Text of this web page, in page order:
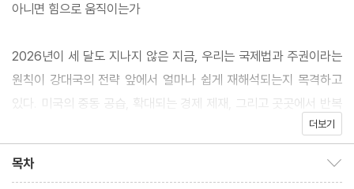
아니면 힘으로 움직이는가
2026년이 세 달도 지나지 않은 지금, 우리는 국제법과 주권이라는
원칙이 강대국의 전략 앞에서 얼마나 쉽게 재해석되는지 목격하고
있다. 미국의 중동 공습, 확대되는 경제 제재, 그리고 곳곳에서 반복
되는 군사 개입은 국제법과 주권이라는 원칙이 실제 정치에서 어떻
지만, 그 이면에서는 여전히 강대국의 전략과 이해관계가 세계의 방
더보기
목차